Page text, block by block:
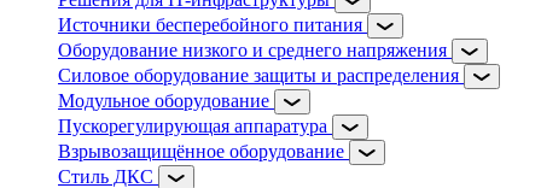
Источники бесперебойного питания
Оборудование низкого и среднего напряжения
Силовое оборудование защиты и распределения
Модульное оборудование
Пускорегулирующая аппаратура
Взрывозащищённое оборудование
Стиль ДКС